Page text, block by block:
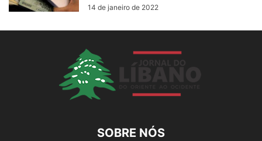
14 de janeiro de 2022
SOBRE NÓS